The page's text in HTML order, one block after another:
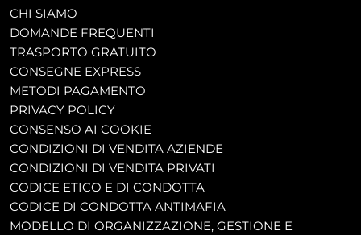
CHI SIAMO
DOMANDE FREQUENTI
TRASPORTO GRATUITO
CONSEGNE EXPRESS
METODI PAGAMENTO
PRIVACY POLICY
CONSENSO AI COOKIE
CONDIZIONI DI VENDITA AZIENDE
CONDIZIONI DI VENDITA PRIVATI
CODICE ETICO E DI CONDOTTA
CODICE DI CONDOTTA ANTIMAFIA
MODELLO DI ORGANIZZAZIONE, GESTIONE E